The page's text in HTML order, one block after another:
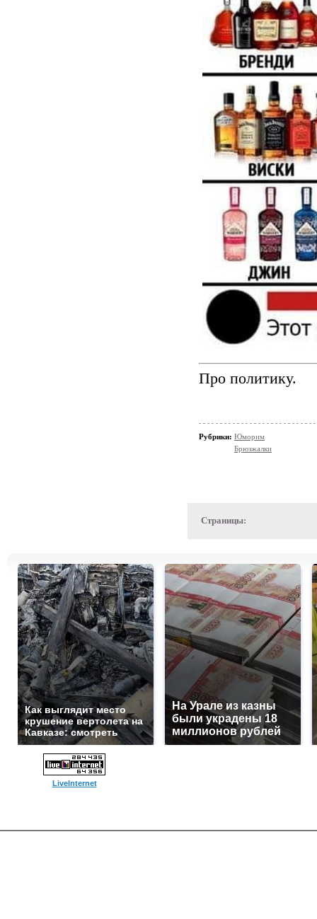
Про политику.
Рубрики: Юморим
Брюзжалки
Страницы:
Как выглядит место
крушение вертолета на
Кавказе: смотреть
На Урале из казны
были украдены 18
миллионов рублей
LiveInternet